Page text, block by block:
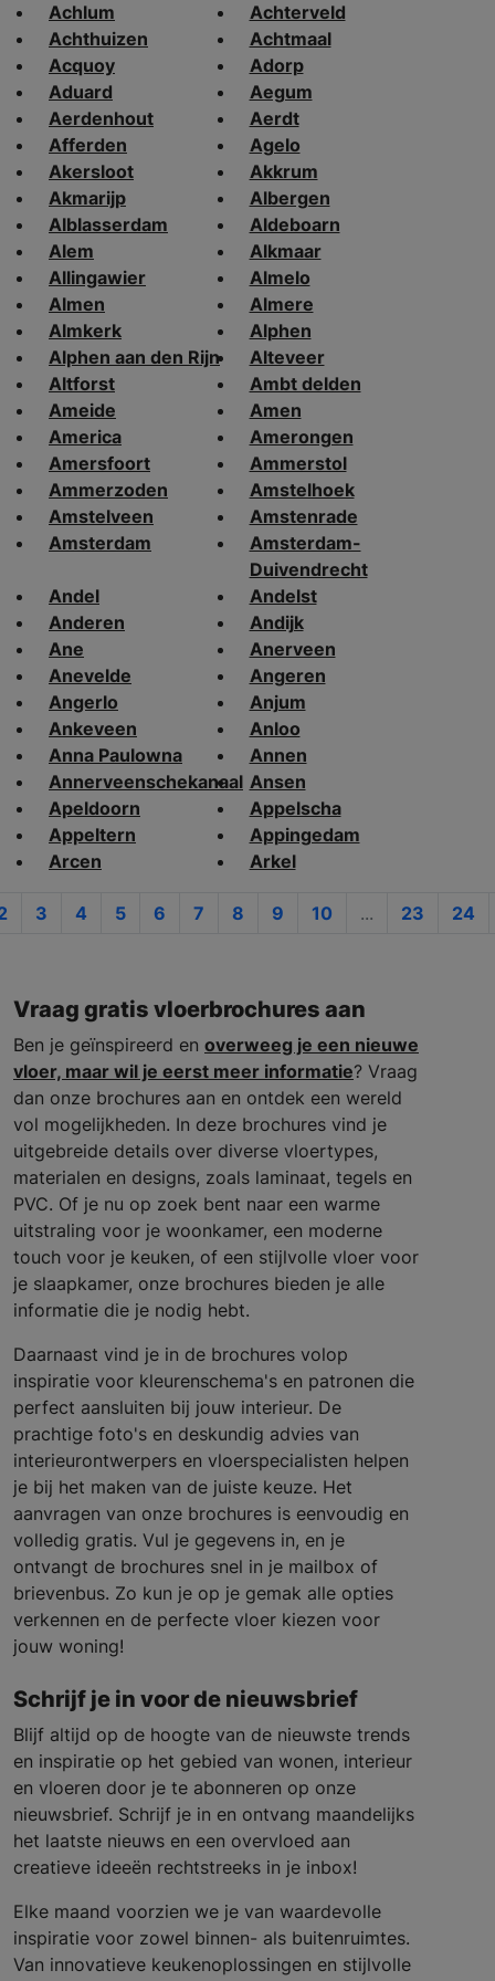
Achlum
Achterveld
Achthuizen
Achtmaal
Acquoy
Adorp
Aduard
Aegum
Aerdenhout
Aerdt
Afferden
Agelo
Akersloot
Akkrum
Akmarijp
Albergen
Alblasserdam
Aldeboarn
Alem
Alkmaar
Allingawier
Almelo
Almen
Almere
Almkerk
Alphen
Alphen aan den Rijn
Alteveer
Altforst
Ambt delden
Ameide
Amen
America
Amerongen
Amersfoort
Ammerstol
Ammerzoden
Amstelhoek
Amstelveen
Amstenrade
Amsterdam
Amsterdam-
Duivendrecht
Andel
Andelst
Anderen
Andijk
Ane
Anerveen
Anevelde
Angeren
Angerlo
Anjum
Ankeveen
Anloo
Anna Paulowna
Annen
Annerveenschekanaal Ansen
Apeldoorn
Appelscha
Appeltern
Appingedam
Arcen
Arkel
3 4 5 6 7 8 9 10 ... 23 24
Vraag gratis vloerbrochures aan
Ben je geïnspireerd en overweeg je een nieuwe
vloer, maar wil je eerst meer informatie? Vraag
dan onze brochures aan en ontdek een wereld
vol mogelijkheden. In deze brochures vind je
uitgebreide details over diverse vloertypes,
materialen en designs, zoals laminaat, tegels en
PVC. Of je nu op zoek bent naar een warme
uitstraling voor je woonkamer, een moderne
touch voor je keuken, of een stijlvolle vloer voor
je slaapkamer, onze brochures bieden je alle
informatie die je nodig hebt.
Daarnaast vind je in de brochures volop
inspiratie voor kleurenschema's en patronen die
perfect aansluiten bij jouw interieur. De
prachtige foto's en deskundig advies van
interieurontwerpers en vloerspecialisten helpen
je bij het maken van de juiste keuze. Het
aanvragen van onze brochures is eenvoudig en
volledig gratis. Vul je gegevens in, en je
ontvangt de brochures snel in je mailbox of
brievenbus. Zo kun je op je gemak alle opties
verkennen en de perfecte vloer kiezen voor
jouw woning!
Schrijf je in voor de nieuwsbrief
Blijf altijd op de hoogte van de nieuwste trends
en inspiratie op het gebied van wonen, interieur
en vloeren door je te abonneren op onze
nieuwsbrief. Schrijf je in en ontvang maandelijks
het laatste nieuws en een overvloed aan
creatieve ideeën rechtstreeks in je inbox!
Elke maand voorzien we je van waardevolle
inspiratie voor zowel binnen- als buitenruimtes.
Van innovatieve keukenoplossingen en stijlvolle